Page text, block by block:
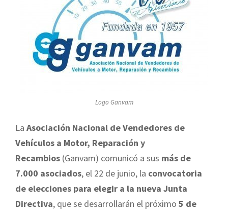
Logo Ganvam
La Asociación Nacional de Vendedores de
Vehículos a Motor, Reparación y
Recambios (Ganvam) comunicó a sus más de
7.000 asociados, el 22 de junio, la convocatoria
de elecciones para elegir a la nueva Junta
Directiva, que se desarrollarán el próximo 5 de